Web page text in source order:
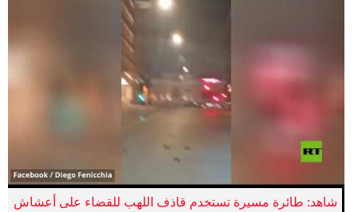
شاهد: طائرة مسيرة تستخدم قاذف اللهب للقضاء على أعشاش